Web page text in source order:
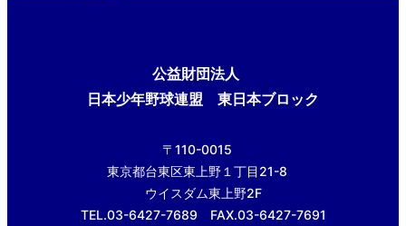
公益財団法人
日本少年野球連盟 東日本ブロック
〒110-0015
東京都台東区東上野１丁目21-8
ウイスダム東上野2F
TEL.03-6427-7689 FAX.03-6427-7691